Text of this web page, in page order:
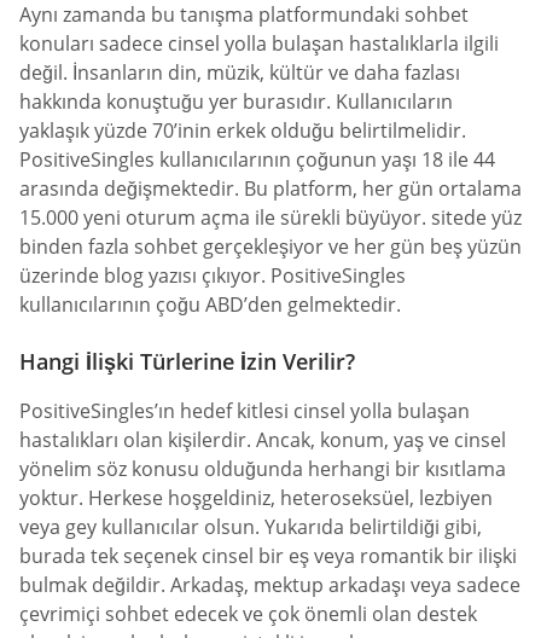
Aynı zamanda bu tanışma platformundaki sohbet
konuları sadece cinsel yolla bulaşan hastalıklarla ilgili
değil. İnsanların din, müzik, kültür ve daha fazlası
hakkında konuştuğu yer burasıdır. Kullanıcıların
yaklaşık yüzde 70’inin erkek olduğu belirtilmelidir.
PositiveSingles kullanıcılarının çoğunun yaşı 18 ile 44
arasında değişmektedir. Bu platform, her gün ortalama
15.000 yeni oturum açma ile sürekli büyüyor. sitede yüz
binden fazla sohbet gerçekleşiyor ve her gün beş yüzün
üzerinde blog yazısı çıkıyor. PositiveSingles
kullanıcılarının çoğu ABD’den gelmektedir.
Hangi İlişki Türlerine İzin Verilir?
PositiveSingles’ın hedef kitlesi cinsel yolla bulaşan
hastalıkları olan kişilerdir. Ancak, konum, yaş ve cinsel
yönelim söz konusu olduğunda herhangi bir kısıtlama
yoktur. Herkese hoşgeldiniz, heteroseksüel, lezbiyen
veya gey kullanıcılar olsun. Yukarıda belirtildiği gibi,
burada tek seçenek cinsel bir eş veya romantik bir ilişki
bulmak değildir. Arkadaş, mektup arkadaşı veya sadece
çevrimiçi sohbet edecek ve çok önemli olan destek